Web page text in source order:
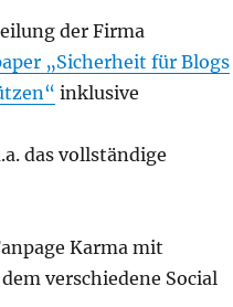
der Firma
„Sicherheit für Blogs
inklusive
das vollständige
Karma mit
verschiedene Social